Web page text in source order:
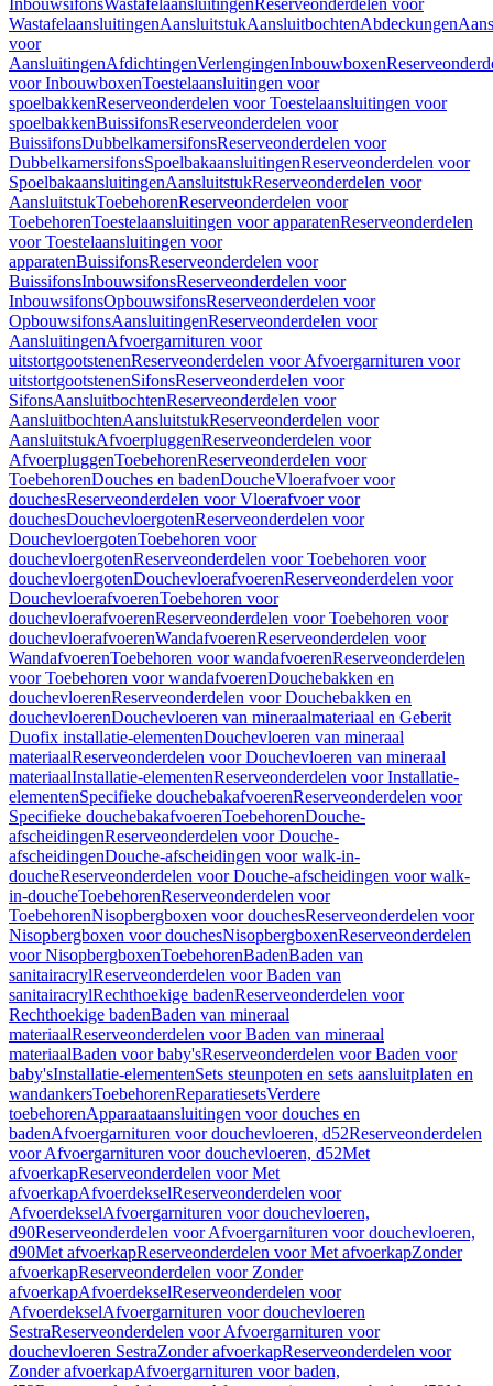
InbouwsifonsWastafelaansluitingenReserveonderdelen voor
WastafelaansluitingenAansluitstukAansluitbochtenAbdeckungen
voor
AansluitingenAfdichtingenVerlengingenInbouwboxen
voor InbouwboxenToestelaansluitingen voor
spoelbakkenReserveonderdelen voor Toestelaansluitingen voor
spoelbakkenBuissifonsReserveonderdelen voor
BuissifonsDubbelkamersifonsReserveonderdelen voor
DubbelkamersifonsSpoelbakaansluitingenReserveonderdelen voor
SpoelbakaansluitingenAansluitstukReserveonderdelen voor
AansluitstukToebehorenReserveonderdelen voor
ToebehorenToestelaansluitingen voor apparatenReserveonderdelen
voor Toestelaansluitingen voor
apparatenBuissifonsReserveonderdelen voor
BuissifonsInbouwsifonsReserveonderdelen voor
InbouwsifonsOpbouwsifonsReserveonderdelen voor
OpbouwsifonsAansluitingenReserveonderdelen voor
AansluitingenAfvoergarnituren voor
uitstortgootstenenReserveonderdelen voor Afvoergarnituren voor
uitstortgootstenenSifonsReserveonderdelen voor
SifonsAansluitbochtenReserveonderdelen voor
AansluitbochtenAansluitstukReserveonderdelen voor
AansluitstukAfvoerpluggenReserveonderdelen voor
AfvoerpluggenToebehorenReserveonderdelen voor
ToebehorenDouches en badenDoucheVloerafvoer voor
douchesReserveonderdelen voor Vloerafvoer voor
douchesDouchevloergotenReserveonderdelen voor
DouchevloergotenToebehoren voor
douchevloergotenReserveonderdelen voor Toebehoren voor
douchevloergotenDouchevloerafvoerenReserveonderdelen voor
DouchevloerafvoerenToebehoren voor
douchevloerafvoerenReserveonderdelen voor Toebehoren voor
douchevloerafvoerenWandafvoerenReserveonderdelen voor
WandafvoerenToebehoren voor wandafvoerenReserveonderdelen
voor Toebehoren voor wandafvoerenDouchebakken en
douchevloerenReserveonderdelen voor Douchebakken en
douchevloerenDouchevloeren van mineraalmateriaal en Geberit
Duofix installatie-elementenDouchevloeren van mineraal
materiaalReserveonderdelen voor Douchevloeren van mineraal
materiaalInstallatie-elementenReserveonderdelen voor Installatie-
elementenSpecifieke douchebakafvoerenReserveonderdelen voor
Specifieke douchebakafvoerenToebehorenDouche-
afscheidingenReserveonderdelen voor Douche-
afscheidingenDouche-afscheidingen voor walk-in-
doucheReserveonderdelen voor Douche-afscheidingen voor walk-
in-doucheToebehorenReserveonderdelen voor
ToebehorenNisopbergboxen voor douchesReserveonderdelen voor
Nisopbergboxen voor douchesNisopbergboxenReserveonderdelen
voor NisopbergboxenToebehorenBadenBaden van
sanitairacrylReserveonderdelen voor Baden van
sanitairacrylRechthoekige badenReserveonderdelen voor
Rechthoekige badenBaden van mineraal
materiaalReserveonderdelen voor Baden van mineraal
materiaalBaden voor baby'sReserveonderdelen voor Baden voor
baby'sInstallatie-elementenSets steunpoten en sets aansluitplaten en
wandankersToebehorenReparatiesetsVerdere
toebehorenApparaataansluitingen voor douches en
badenAfvoergarnituren voor douchevloeren, d52Reserveonderdelen
voor Afvoergarnituren voor douchevloeren, d52Met
afvoerkapReserveonderdelen voor Met
afvoerkapAfvoerdekselReserveonderdelen voor
AfvoerdekselAfvoergarnituren voor douchevloeren,
d90Reserveonderdelen voor Afvoergarnituren voor douchevloeren,
d90Met afvoerkapReserveonderdelen voor Met afvoerkapZonder
afvoerkapReserveonderdelen voor Zonder
afvoerkapAfvoerdekselReserveonderdelen voor
AfvoerdekselAfvoergarnituren voor douchevloeren
SestraReserveonderdelen voor Afvoergarnituren voor
douchevloeren SestraZonder afvoerkapReserveonderdelen voor
Zonder afvoerkapAfvoergarnituren voor baden,